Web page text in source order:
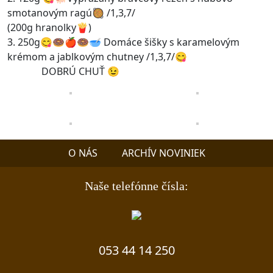
smotanovým ragú🥘 /1,3,7/
(200g hranolky🍟)
3. 250g😋🍩🍎🍩🥣 Domáce šišky s karamelovým
krémom a jablkovým chutney /1,3,7/😋
DOBRÚ CHUŤ 😉
O NÁS ARCHÍV NOVINIEK
Naše telefónne čísla:
053 44 14 250